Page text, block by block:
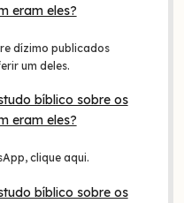
eram eles?
dízimo publicados
um deles.
bíblico sobre os
eram eles?
clique aqui.
bíblico sobre os